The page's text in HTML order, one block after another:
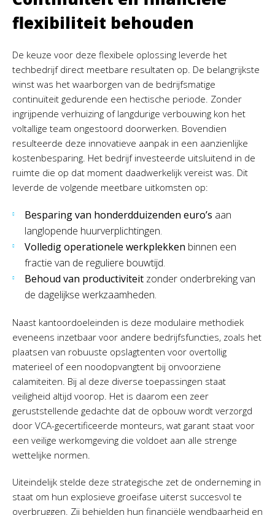
flexibiliteit behouden
De keuze voor deze flexibele oplossing leverde het
techbedrijf direct meetbare resultaten op. De belangrijkste
winst was het waarborgen van de bedrijfsmatige
continuïteit gedurende een hectische periode. Zonder
ingrijpende verhuizing of langdurige verbouwing kon het
voltallige team ongestoord doorwerken. Bovendien
resulteerde deze innovatieve aanpak in een aanzienlijke
kostenbesparing. Het bedrijf investeerde uitsluitend in de
ruimte die op dat moment daadwerkelijk vereist was. Dit
leverde de volgende meetbare uitkomsten op:
Besparing van honderdduizenden euro’s aan
langlopende huurverplichtingen.
Volledig operationele werkplekken binnen een
fractie van de reguliere bouwtijd.
Behoud van productiviteit zonder onderbreking van
de dagelijkse werkzaamheden.
Naast kantoordoeleinden is deze modulaire methodiek
eveneens inzetbaar voor andere bedrijfsfuncties, zoals het
plaatsen van robuuste opslagtenten voor overtollig
materieel of een noodopvangtent bij onvoorziene
calamiteiten. Bij al deze diverse toepassingen staat
veiligheid altijd voorop. Het is daarom een zeer
geruststellende gedachte dat de opbouw wordt verzorgd
door VCA-gecertificeerde monteurs, wat garant staat voor
een veilige werkomgeving die voldoet aan alle strenge
wettelijke normen.
Uiteindelijk stelde deze strategische zet de onderneming in
staat om hun explosieve groeifase uiterst succesvol te
overbruggen. Zij behielden hun financiële wendbaarheid en